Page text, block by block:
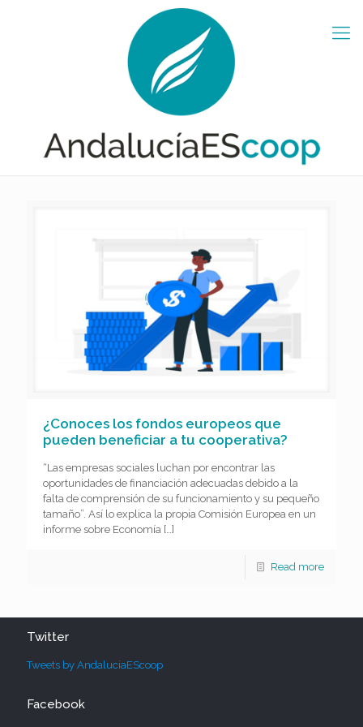
¿Conoces los fondos europeos que
pueden beneficiar a tu cooperativa?
“Las empresas sociales luchan por encontrar las
oportunidades de financiación adecuadas debido a la
falta de comprensión de su funcionamiento y su pequeño
tamaño”. Así lo explica la propia Comisión Europea en un
informe sobre Economía […]
Read more
Twitter
Tweets by AndaluciaEScoop
Facebook